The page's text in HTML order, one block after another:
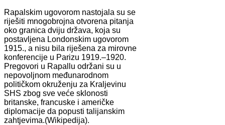
Rapalskim ugovorom nastojala su se
riješiti mnogobrojna otvorena pitanja
oko granica dviju država, koja su
postavljena Londonskim ugovorom
1915., a nisu bila riješena za mirovne
konferencije u Parizu 1919.–1920.
Pregovori u Rapallu održani su u
nepovoljnom međunarodnom
političkom okruženju za Kraljevinu
SHS zbog sve veće sklonosti
britanske, francuske i američke
diplomacije da popusti talijanskim
zahtjevima.(Wikipedija).